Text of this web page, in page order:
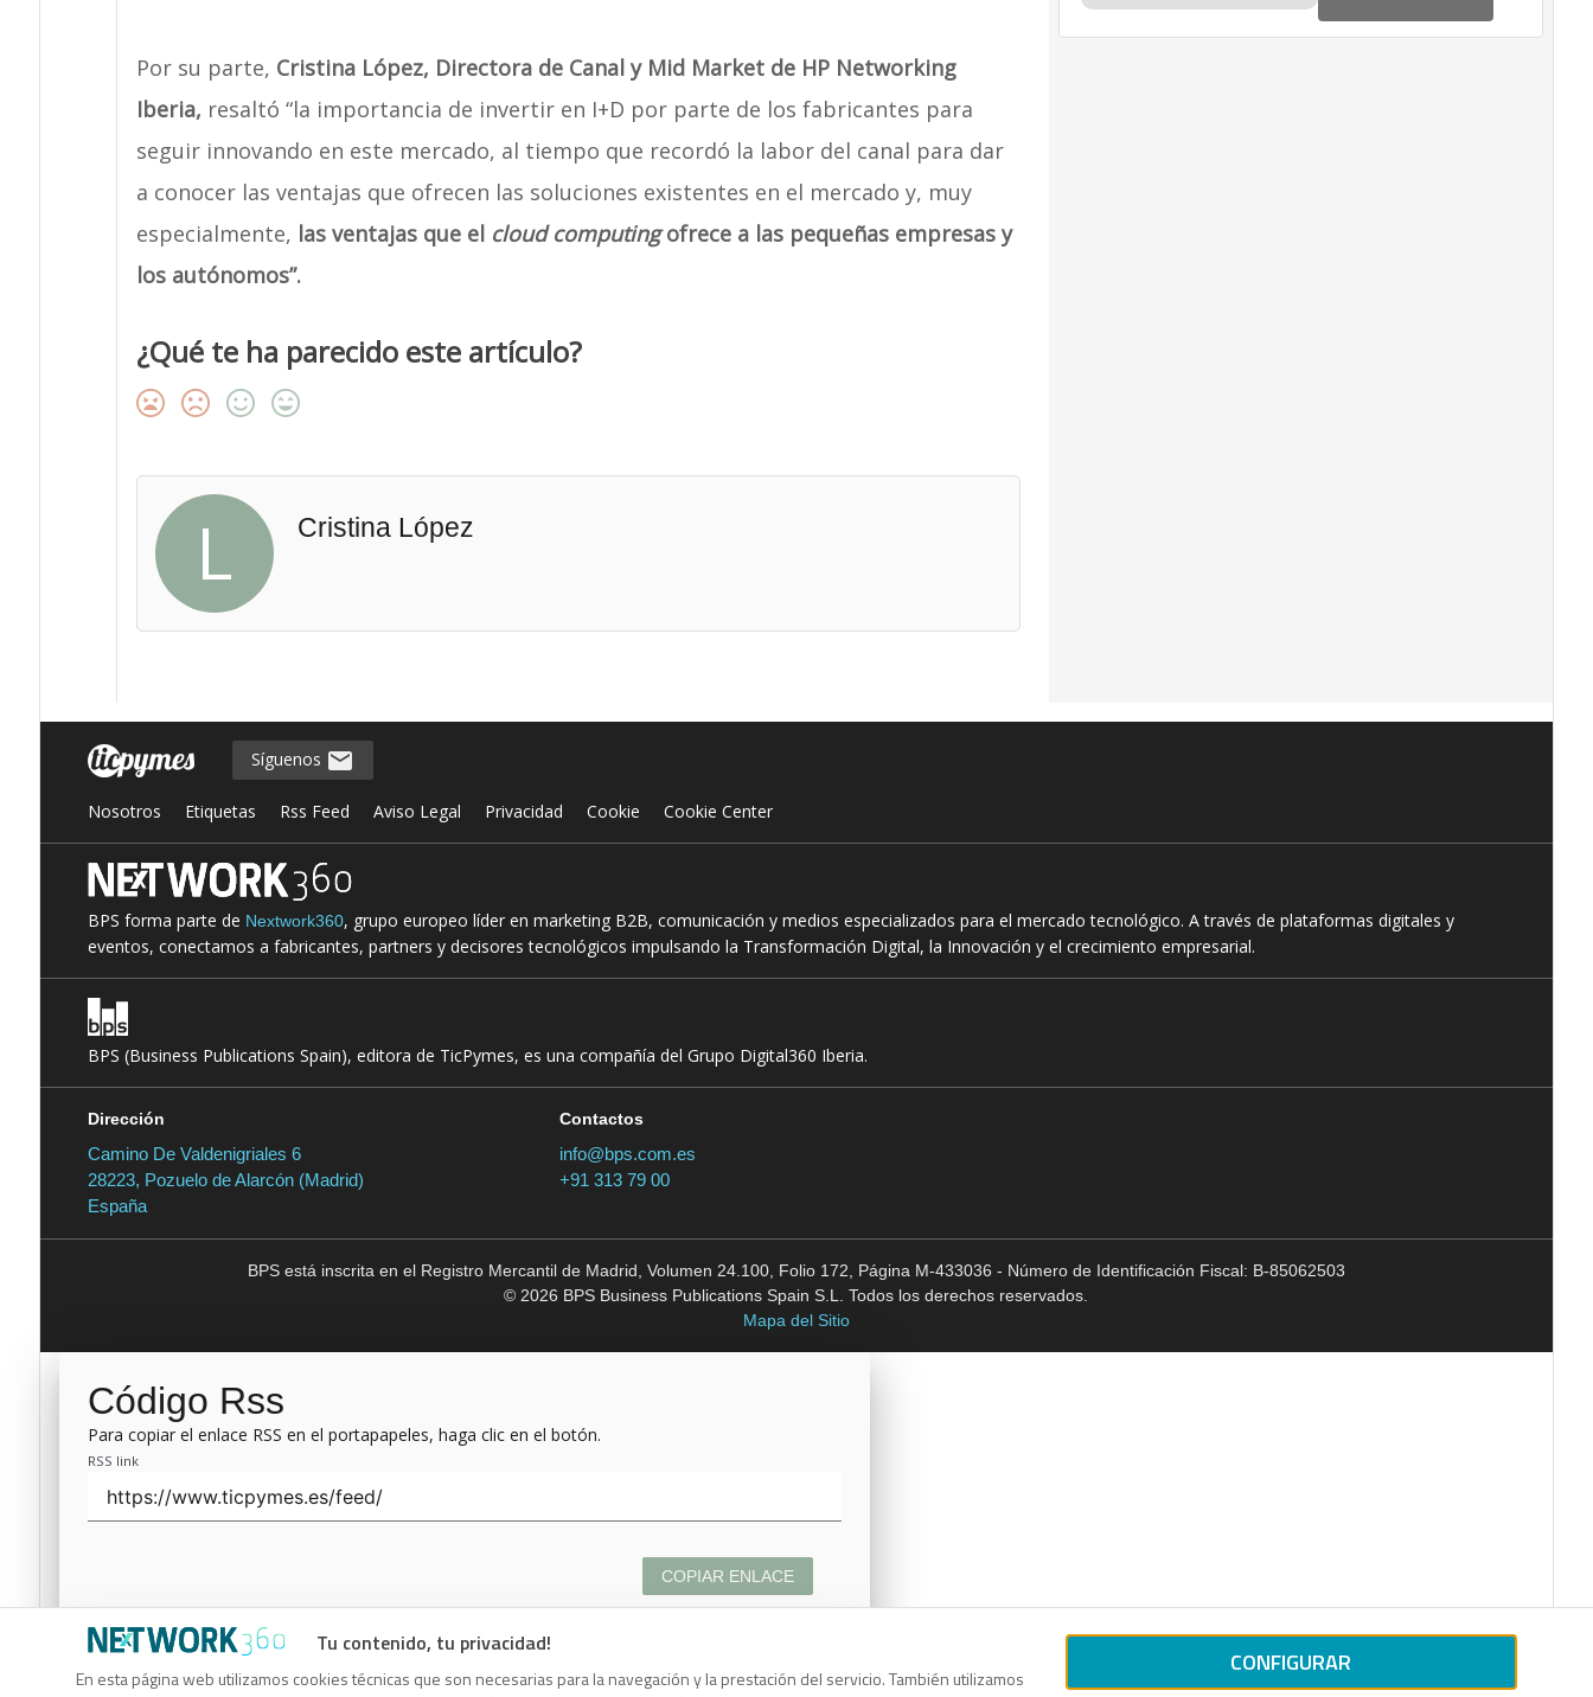
Por su parte, Cristina López, Directora de Canal y Mid Market de HP Networking
Iberia, resaltó “la importancia de invertir en I+D por parte de los fabricantes para
seguir innovando en este mercado, al tiempo que recordó la labor del canal para dar
a conocer las ventajas que ofrecen las soluciones existentes en el mercado y, muy
especialmente, las ventajas que el cloud computingofrece a las pequeñas empresas y
los autónomos”.
¿Qué te ha parecido este artículo?
L Cristina López
Tu contenido, tu privacidad!
En esta página web utilizamos cookies técnicas que son necesarias para la navegación y la prestación del servicio. También utilizamos
CONFIGURAR
Síguenos
Nosotros Etiquetas Rss Feed Aviso Legal Privacidad Cookie Cookie Center
BPS forma parte de Nextwork360, grupo europeo líder en marketing B2B, comunicación y medios especializados para el mercado tecnológico. A través de plataformas digitales y
eventos, conectamos a fabricantes, partners y decisores tecnológicos impulsando la Transformación Digital, la Innovación y el crecimiento empresarial.
BPS (Business Publications Spain), editora de TicPymes, es una compañía del Grupo Digital360 Iberia.
Dirección
Camino De Valdenigriales 6
28223, Pozuelo de Alarcón (Madrid)
España
Contactos
info@bps.com.es
+91 313 79 00
BPS está inscrita en el Registro Mercantil de Madrid, Volumen 24.100, Folio 172, Página M-433036 - Número de Identificación Fiscal: B-85062503
© 2026 BPS Business Publications Spain S.L. Todos los derechos reservados.
Mapa del Sitio
Código Rss
Para copiar el enlace RSS en el portapapeles, haga clic en el botón.
RSS link
COPIAR ENLACE
Código Rss